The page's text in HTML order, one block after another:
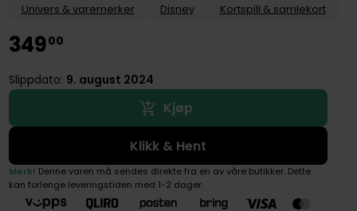
Univers & varemerker
Disney Kortspill & samlekort
34900
Slippdato: 9. august 2024
Kjøp
Klikk & Hent
Merk! Denne varen må sendes direkte fra en av våre butikker. Dette
kan forlenge leveringstiden med 1-2 dager.